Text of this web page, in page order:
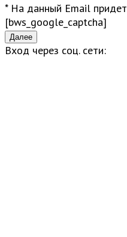
* На данный Email
[bws_google_captcha]
Вход через соц. сети: